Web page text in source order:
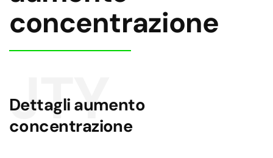
concentrazione
JTY
Dettagli aumento
concentrazione